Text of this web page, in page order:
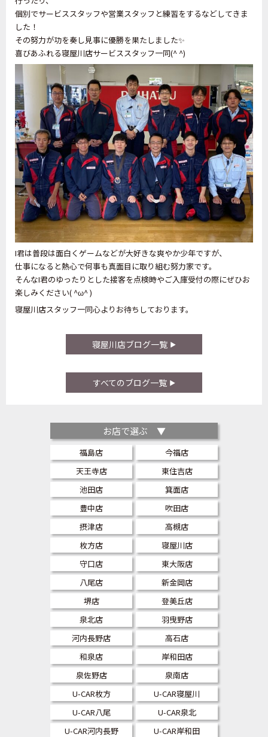
個別でサービススタッフや営業スタッフと練習をするなどしてきま
した！
その努力が功を奏し見事に優勝を果たしました✨
喜びあふれる寝屋川店サービススタッフ一同(^ ^)
I君は普段は面白くゲームなどが大好きな爽やか少年ですが、
仕事になると熱心で何事も真面目に取り組む努力家です。
そんなI君のゆったりとした接客を点検時やご入庫受付の際にぜひお
楽しみください( ^ω^ )
寝屋川店スタッフ一同心よりお待ちしております。
寝屋川店ブログ一覧
すべてのブログ一覧
お店で選ぶ ▼
福島店
今福店
天王寺店
東住吉店
池田店
箕面店
豊中店
吹田店
摂津店
高槻店
枚方店
寝屋川店
守口店
東大阪店
八尾店
新金岡店
堺店
登美丘店
泉北店
羽曳野店
河内長野店
高石店
和泉店
岸和田店
泉佐野店
泉南店
U-CAR枚方
U-CAR寝屋川
U-CAR八尾
U-CAR泉北
U-CAR河内長野
U-CAR岸和田